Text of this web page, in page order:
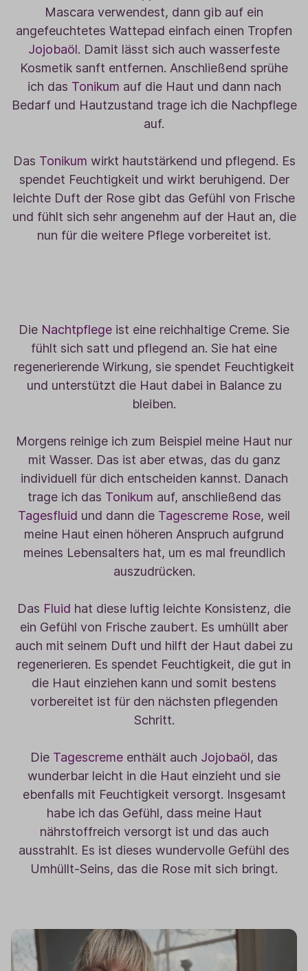
Mascara verwendest, dann gib auf ein
angefeuchtetes Wattepad einfach einen Tropfen
Jojobaöl. Damit lässt sich auch wasserfeste
Kosmetik sanft entfernen. Anschließend sprühe
ich das Tonikum auf die Haut und dann nach
Bedarf und Hautzustand trage ich die Nachpflege
auf.
Das Tonikum wirkt hautstärkend und pflegend. Es
spendet Feuchtigkeit und wirkt beruhigend. Der
leichte Duft der Rose gibt das Gefühl von Frische
und fühlt sich sehr angenehm auf der Haut an, die
nun für die weitere Pflege vorbereitet ist.
Die Nachtpflege ist eine reichhaltige Creme. Sie
fühlt sich satt und pflegend an. Sie hat eine
regenerierende Wirkung, sie spendet Feuchtigkeit
und unterstützt die Haut dabei in Balance zu
bleiben.
Morgens reinige ich zum Beispiel meine Haut nur
mit Wasser. Das ist aber etwas, das du ganz
individuell für dich entscheiden kannst. Danach
trage ich das Tonikum auf, anschließend das
Tagesfluid und dann die Tagescreme Rose, weil
meine Haut einen höheren Anspruch aufgrund
meines Lebensalters hat, um es mal freundlich
auszudrücken.
Das Fluid hat diese luftig leichte Konsistenz, die
ein Gefühl von Frische zaubert. Es umhüllt aber
auch mit seinem Duft und hilft der Haut dabei zu
regenerieren. Es spendet Feuchtigkeit, die gut in
die Haut einziehen kann und somit bestens
vorbereitet ist für den nächsten pflegenden
Schritt.
Die Tagescreme enthält auch Jojobaöl, das
wunderbar leicht in die Haut einzieht und sie
ebenfalls mit Feuchtigkeit versorgt. Insgesamt
habe ich das Gefühl, dass meine Haut
nährstoffreich versorgt ist und das auch
ausstrahlt. Es ist dieses wundervolle Gefühl des
Umhüllt-Seins, das die Rose mit sich bringt.